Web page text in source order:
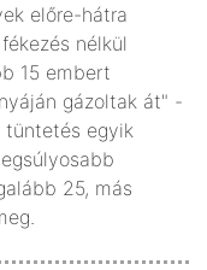
előre-hátra
nélkül
15 embert
gázoltak át" -
tüntetés egyik
25, más